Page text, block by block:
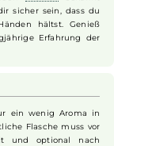
Die Mischung aus reifen
erinnern, sorgt für
Mit diesem Aroma wird
Begleiterin für fruchtige
und Genuss. Dieses